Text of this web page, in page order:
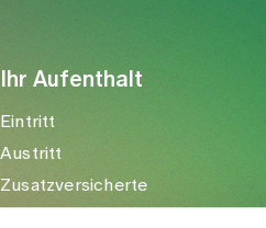
Ihr Aufenthalt
Eintritt
Austritt
Zusatzversicherte